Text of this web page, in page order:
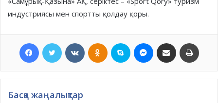
индустриясы мен спортты қолдау қоры.
Facebook Twitter VKontakteOdnoklassniki
Skype MessengerХатпен жіберу
Басқа жаңалықтар